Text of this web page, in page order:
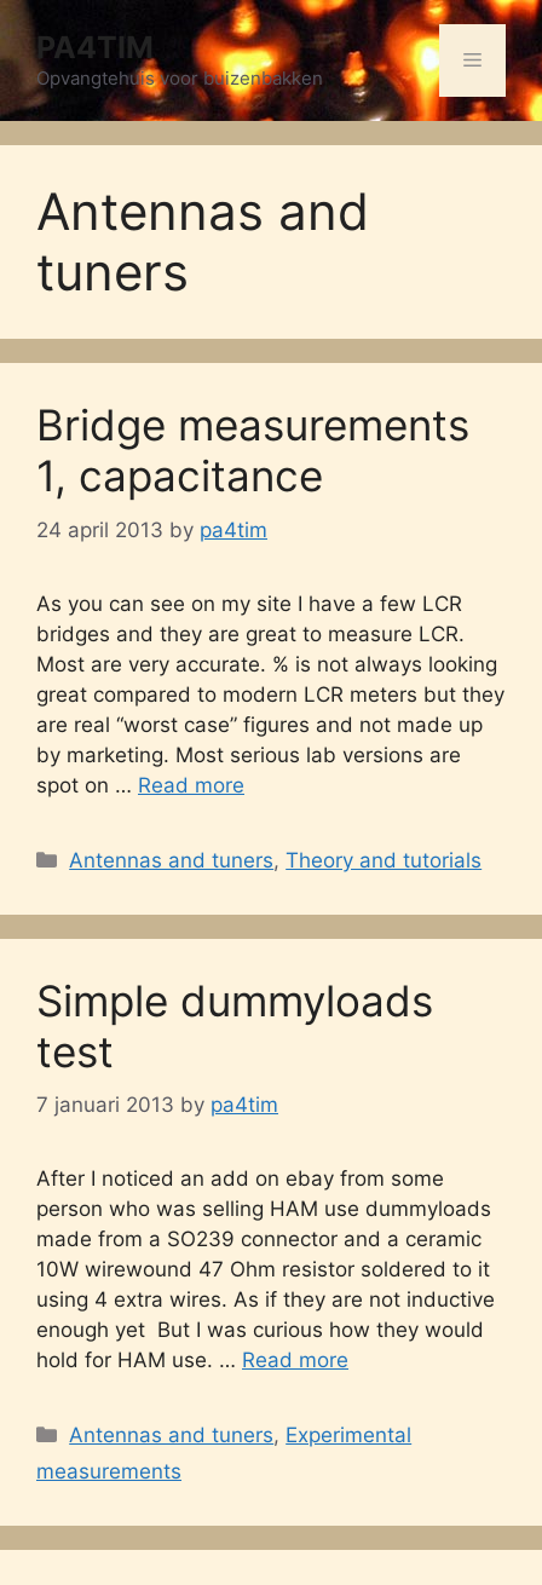
Skip
content
PA4TIM
Opvangtehuis voor buizenbakken
Menu
Antennas and
tuners
Bridge measurements
1, capacitance
24 april 2013 by pa4tim
As you can see on my site I have a few LCR
bridges and they are great to measure LCR.
Most are very accurate. % is not always looking
great compared to modern LCR meters but they
are real “worst case” figures and not made up
by marketing. Most serious lab versions are
spot on … Read more
Categories
Antennas and tuners,Theory and tutorials
Simple dummyloads
test
7 januari 2013 by pa4tim
After I noticed an add on ebay from some
person who was selling HAM use dummyloads
made from a SO239 connector and a ceramic
10W wirewound 47 Ohm resistor soldered to it
using 4 extra wires. As if they are not inductive
enough yet But I was curious how they would
hold for HAM use. … Read more
Categories
Antennas and tuners, Experimental
measurements